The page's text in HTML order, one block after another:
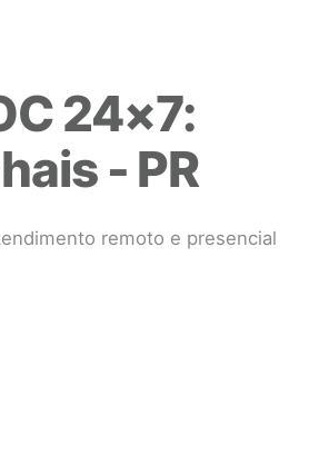
24×7:
- PR
remoto e presencial